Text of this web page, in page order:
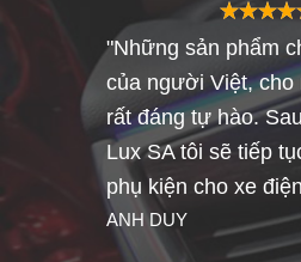
"Những sản phẩm
của người Việt, cho
rất đáng tự hào.
Lux SA tôi sẽ tiếp
phụ kiện cho xe
ANH DUY